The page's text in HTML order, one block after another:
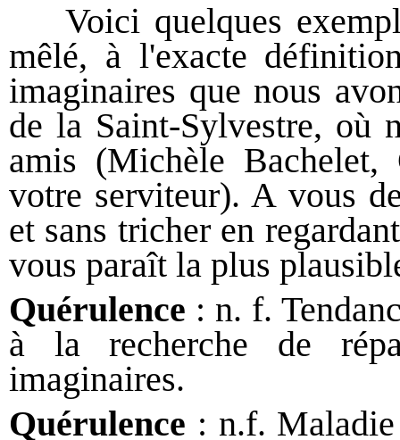
Voici quelques
mêlé, à l'exacte
imaginaires que nous
de la Saint-Sylvestre, où
amis (Michèle
votre serviteur). A vous
et sans tricher en
vous paraît la plus
Quérulence : n. f.
à la recherche de
imaginaires.
Quérulence : n.f.